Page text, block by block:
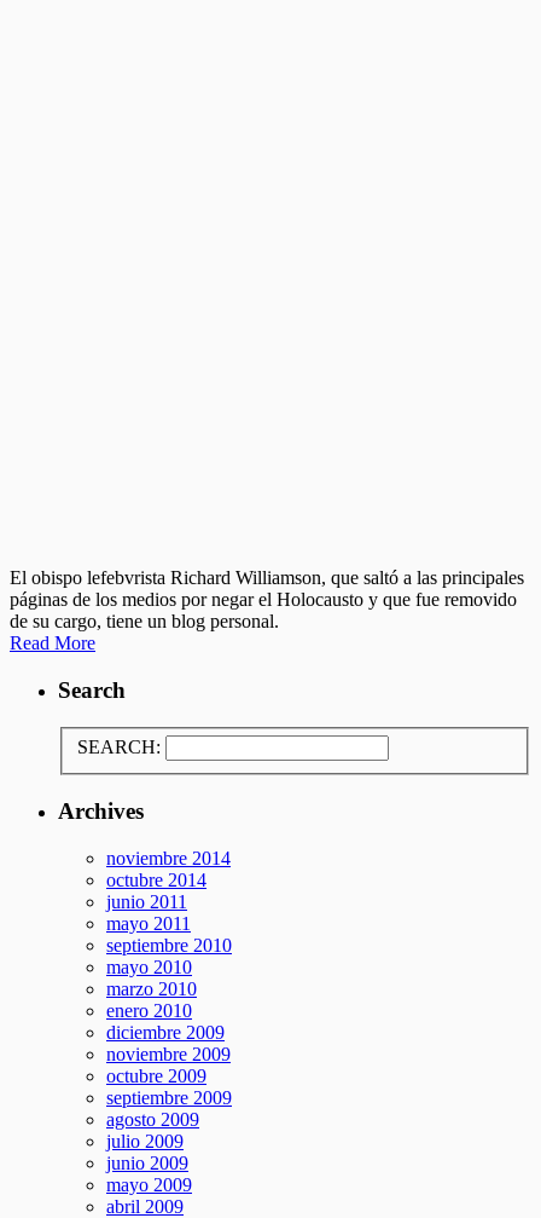
El obispo lefebvrista Richard Williamson, que saltó a las principales
páginas de los medios por negar el Holocausto y que fue removido
de su cargo, tiene un blog personal.
Read More
Search
SEARCH:
Archives
noviembre 2014
octubre 2014
junio 2011
mayo 2011
septiembre 2010
mayo 2010
marzo 2010
enero 2010
diciembre 2009
noviembre 2009
octubre 2009
septiembre 2009
agosto 2009
julio 2009
junio 2009
mayo 2009
abril 2009